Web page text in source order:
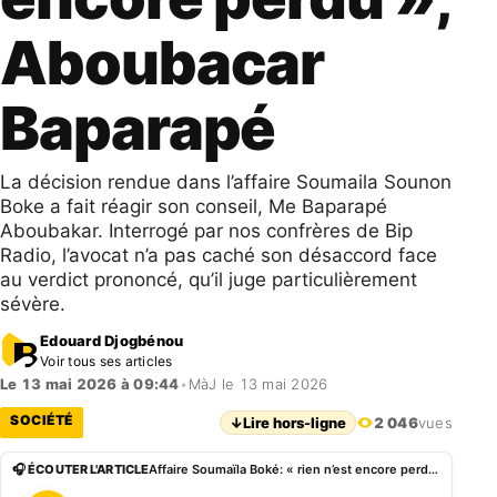
Aboubacar
Baparapé
La décision rendue dans l’affaire Soumaila Sounon
Boke a fait réagir son conseil, Me Baparapé
Aboubakar. Interrogé par nos confrères de Bip
Radio, l’avocat n’a pas caché son désaccord face
au verdict prononcé, qu’il juge particulièrement
sévère.
Edouard Djogbénou
Voir tous ses articles
Le 13 mai 2026 à 09:44• MàJ le 13 mai 2026
SOCIÉTÉ ↓Lire hors-ligne 2 046vues
🎧 ÉCOUTER L'ARTICLE Affaire Soumaïla Boké: « rien n’est encore perdu », Aboubacar Baparapé